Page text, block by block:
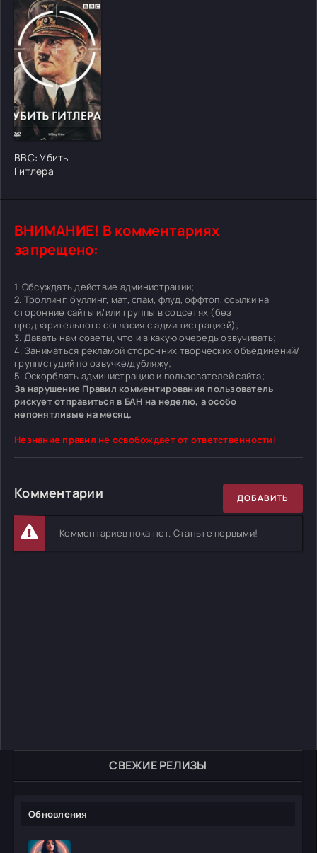
СВЕЖИЕ РЕЛИЗЫ
Обновления
[/xfgiven_cvh_poster_urlcvh_poster_url]
BBC: Убить
Гитлера
ВНИМАНИЕ! В комментариях
запрещено:
1. Обсуждать действие администрации;
2. Троллинг, буллинг, мат, спам, флуд, оффтоп, ссылки на
сторонние сайты и/или группы в соцсетях (без
предварительного согласия с администрацией);
3. Давать нам советы, что и в какую очередь озвучивать;
4. Заниматься рекламой сторонних творческих объединений/
групп/студий по озвучке/дубляжу;
5. Оскорблять администрацию и пользователей сайта;
За нарушение Правил комментирования пользователь
рискует отправиться в БАН на неделю, а особо
непонятливые на месяц.
Незнание правил не освобождает от ответственности!
Комментарии ДОБАВИТЬ
Комментариев пока нет. Станьте первыми!